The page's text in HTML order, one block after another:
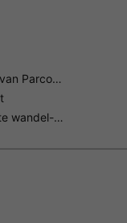
Parco…
wandel-…